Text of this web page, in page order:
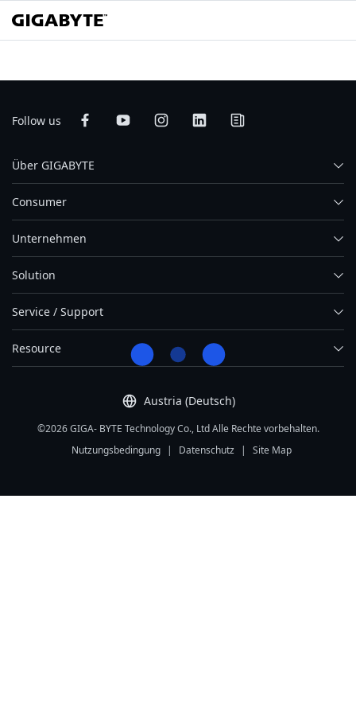
Follow us
Austria (Deutsch)
Über GIGABYTE
Consumer
Unternehmen
Solution
Service / Support
Resource
©2026 GIGA- BYTE Technology Co., Ltd Alle Rechte vorbehalten.
Nutzungsbedingung
| Datenschutz | Site Map